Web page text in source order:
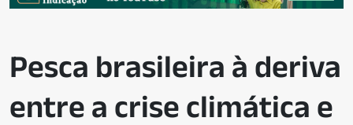
Pesca brasileira à deriva
entre a crise climática e